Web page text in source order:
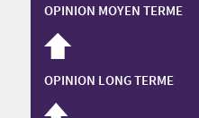
OPINION MOYEN TERME
OPINION LONG TERME